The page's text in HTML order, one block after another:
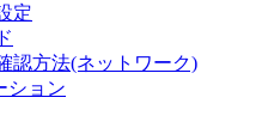
定
認方法(ネットワーク)
ション